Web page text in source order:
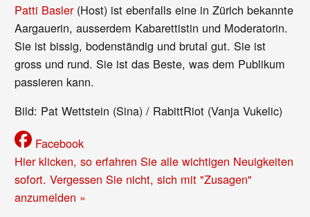
Patti Basler(Host) ist ebenfalls eine in Zürich bekannte
Aargauerin, ausserdem Kabarettistin und Moderatorin.
Sie ist bissig, bodenständig und brutal gut. Sie ist
gross und rund. Sie ist das Beste, was dem Publikum
passieren kann.
Bild: Pat Wettstein (Sina) / RabittRiot (Vanja Vukelic)
Facebook
Hier klicken, so erfahren Sie alle wichtigen Neuigkeiten
sofort. Vergessen Sie nicht, sich mit "Zusagen"
anzumelden »